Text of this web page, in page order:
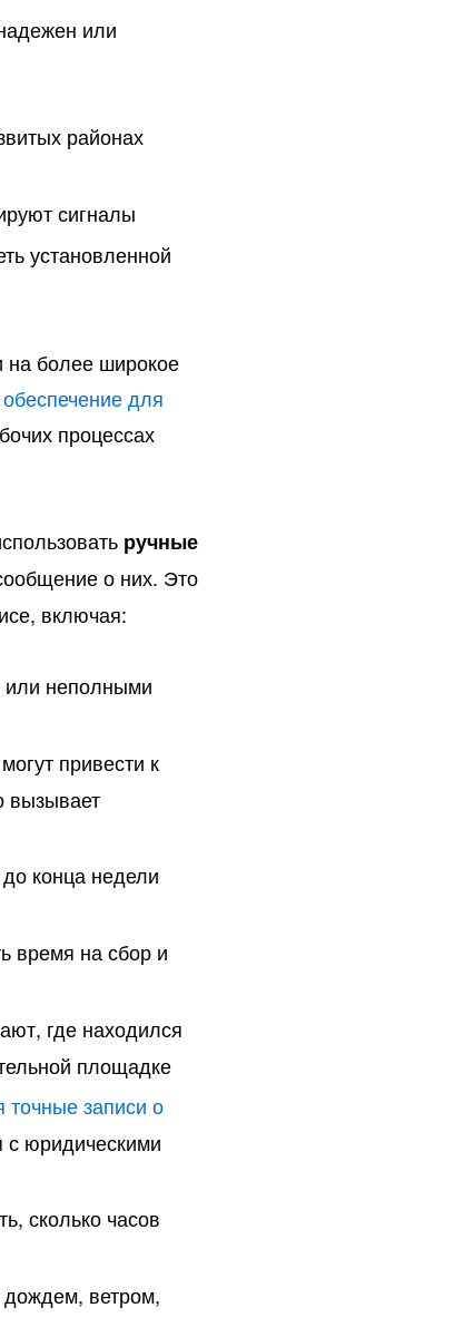
или
районах
сигналы
установленной
на более широкое
для
процессах
ручные
о них. Это
включая:
или неполными
привести к
вызывает
конца недели
время на сбор и
где находился
площадке
точные записи о
с юридическими
сколько часов
ветром,